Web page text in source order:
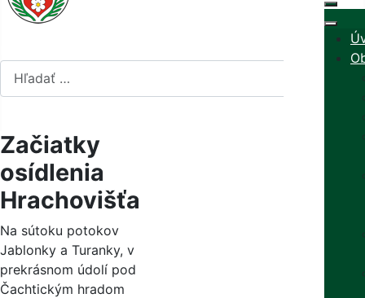
Začiatky
osídlenia
Hrachovišťa
Na sútoku potokov
Jablonky a Turanky, v
prekrásnom údolí pod
Čachtickým hradom